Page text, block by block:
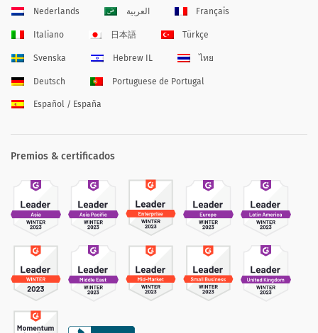
Nederlands العربية Français
Italiano 日本語 Türkçe
Svenska Hebrew IL ไทย
Deutsch Portuguese de Portugal
Español / España
Premios & certificados